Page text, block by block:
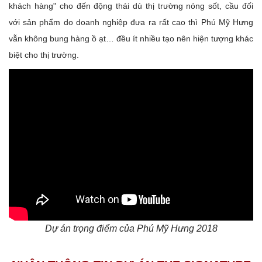
khách hàng" cho đến động thái dù thị trường nóng sốt, cầu đối
với sản phẩm do doanh nghiệp đưa ra rất cao thì Phú Mỹ Hưng
vẫn không bung hàng ồ ạt… đều ít nhiều tạo nên hiện tượng khác
biệt cho thị trường.
Dự án trọng điểm của Phú Mỹ Hưng 2018